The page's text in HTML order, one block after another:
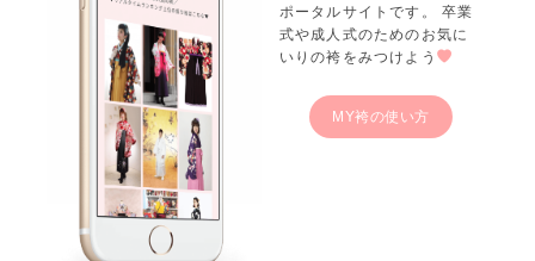
ポータルサイトです。 卒業
式や成人式のためのお気に
いりの袴をみつけよう
MY袴の使い方